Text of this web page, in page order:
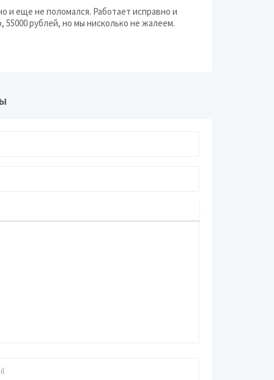
и еще не поломался. Работает исправно и
рублей, но мы нисколько не жалеем.